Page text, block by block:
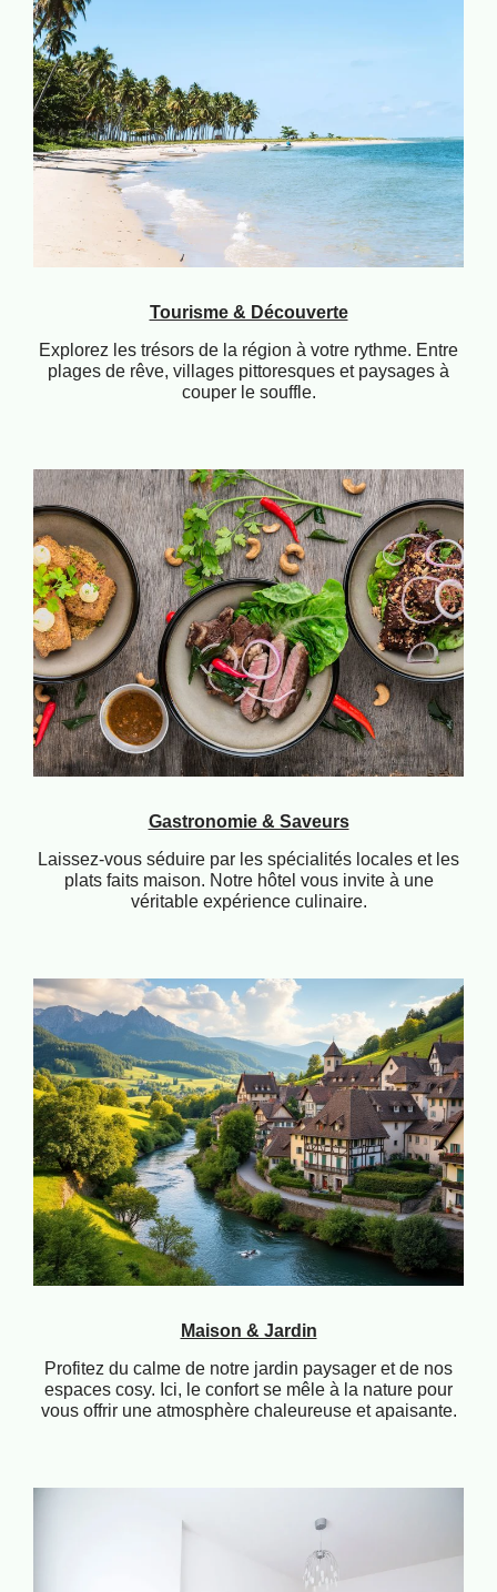
Tourisme & Découverte
Explorez les trésors de la région à votre rythme. Entre
plages de rêve, villages pittoresques et paysages à
couper le souffle.
Gastronomie & Saveurs
Laissez-vous séduire par les spécialités locales et les
plats faits maison. Notre hôtel vous invite à une
véritable expérience culinaire.
Maison & Jardin
Profitez du calme de notre jardin paysager et de nos
espaces cosy. Ici, le confort se mêle à la nature pour
vous offrir une atmosphère chaleureuse et apaisante.